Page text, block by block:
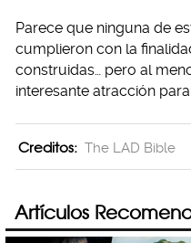
Parece que ninguna de
cumplieron con la
construidas… pero al
interesante atracción para
Creditos: The LAD Bible
Artículos